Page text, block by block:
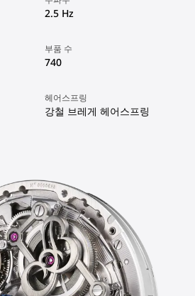
2.5 Hz
부품 수
740
헤어스프링
강철 브레게 헤어스프링